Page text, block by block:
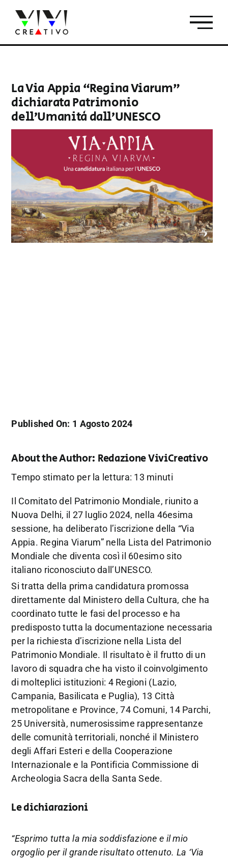
contenuto
La Via Appia “Regina Viarum”
dichiarata Patrimonio
dell’Umanità dall’UNESCO
Published On: 1 Agosto 2024
About the Author: Redazione ViviCreativo
Tempo stimato per la lettura: 13 minuti
Il Comitato del Patrimonio Mondiale, riunito a
Nuova Delhi, il 27 luglio 2024, nella 46esima
sessione, ha deliberato l’iscrizione della “Via
Appia. Regina Viarum” nella Lista del Patrimonio
Mondiale che diventa così il 60esimo sito
italiano riconosciuto dall’UNESCO.
Si tratta della prima candidatura promossa
direttamente dal Ministero della Cultura, che ha
coordinato tutte le fasi del processo e ha
predisposto tutta la documentazione necessaria
per la richiesta d’iscrizione nella Lista del
Patrimonio Mondiale. Il risultato è il frutto di un
lavoro di squadra che ha visto il coinvolgimento
di molteplici istituzioni: 4 Regioni (Lazio,
Campania, Basilicata e Puglia), 13 Città
metropolitane e Province, 74 Comuni, 14 Parchi,
25 Università, numerosissime rappresentanze
delle comunità territoriali, nonché il Ministero
degli Affari Esteri e della Cooperazione
Internazionale e la Pontificia Commissione di
Archeologia Sacra della Santa Sede.
Le dichiarazioni
“Esprimo tutta la mia soddisfazione e il mio
orgoglio per il grande risultato ottenuto. La ‘Via